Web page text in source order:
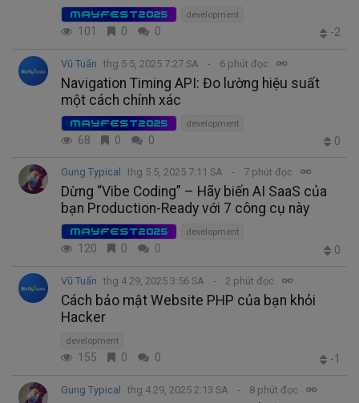
MAYFEST2025 development
101 0 0 -2
Vũ Tuấn thg 5 5, 2025 7:27 SA 6 phút đọc
Navigation Timing API: Đo lường hiệu suất
một cách chính xác
MAYFEST2025 development
68 0 0 0
Gung Typical thg 5 5, 2025 7:11 SA 7 phút đọc
Dừng “Vibe Coding” – Hãy biến AI SaaS của
bạn Production-Ready với 7 công cụ này
MAYFEST2025 development
120 0 0 0
Vũ Tuấn thg 4 29, 2025 3:56 SA 2 phút đọc
Cách bảo mật Website PHP của bạn khỏi
Hacker
development
155 0 0 -1
Gung Typical thg 4 29, 2025 2:13 SA 8 phút đọc